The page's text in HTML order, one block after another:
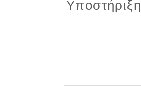
Υποστήριξη